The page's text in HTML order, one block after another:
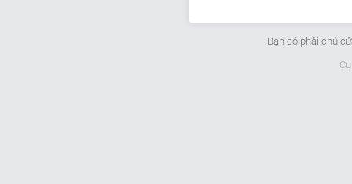
Bạn có phải chủ